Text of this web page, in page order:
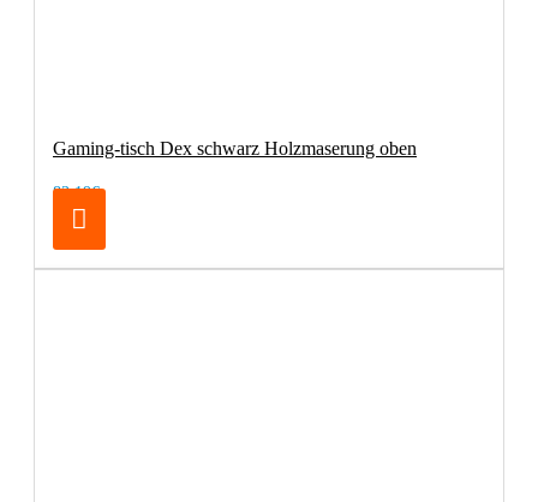
Gaming-tisch Dex schwarz Holzmaserung oben
83,19€